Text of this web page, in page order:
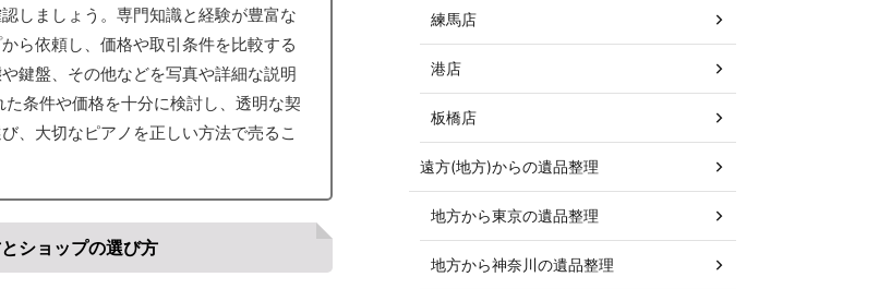
しましょう。専門知識と経験が豊富な
ら依頼し、価格や取引条件を比較する
鍵盤、その他などを写真や詳細な説明
条件や価格を十分に検討し、透明な契
、大切なピアノを正しい方法で売るこ
ショップの選び方
練馬店
港店
板橋店
遠方(地方)からの遺品整理
地方から東京の遺品整理
地方から神奈川の遺品整理